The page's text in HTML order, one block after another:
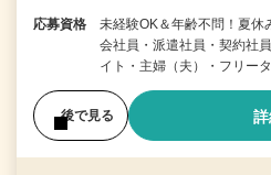
応募資格
未経験OK＆年齢不問！夏
会社員・派遣社員・契約社
イト・主婦（夫）・フリー
後で見る